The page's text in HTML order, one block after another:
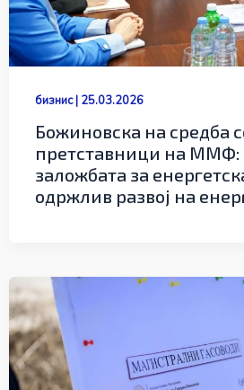
бизнис| 25.03.2026
Божиновска на средба
претставници на ММФ:
заложбата за
одржлив развој на